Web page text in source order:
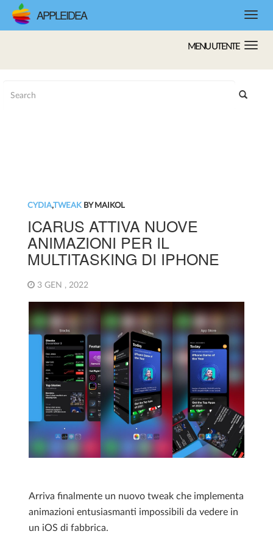
APPLEIDEA
MENU UTENTE
CYDIA,TWEAKBY MAIKOL
ICARUS ATTIVA NUOVE
ANIMAZIONI PER IL
MULTITASKING DI IPHONE
3 GEN , 2022
Arriva finalmente un nuovo tweak che implementa
animazioni entusiasmanti impossibili da vedere in
un iOS di fabbrica.